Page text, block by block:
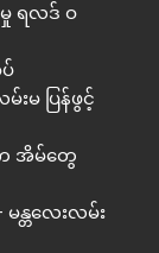
မှု ရလဒ် ဝ
မ ပြန်ဖွင့်
က အိမ်​တွေ
န္တလေးလမ်း